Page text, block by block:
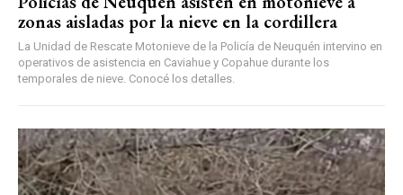
zonas aisladas por la nieve en la cordillera
La Unidad de Rescate Motonieve de la Policía de Neuquén intervino en
operativos de asistencia en Caviahue y Copahue durante los
temporales de nieve. Conocé los detalles.